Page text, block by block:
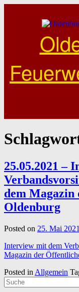
25.05.2021 –
dem
Oldenburg
Posted on 25. Mai 2021
Interview mit dem
Magazin der
Posted in Allgemein